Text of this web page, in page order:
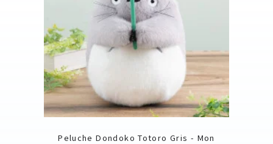
Peluche Dondoko Totoro Gris - Mon